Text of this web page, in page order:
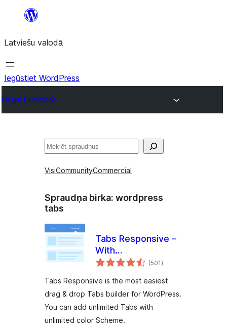
Pāriet
saturu
Latviešu valodā
Iegūstiet WordPress
Plugin Directory
Meklēt
VisiCommunityCommercial
Spraudņa birka: wordpress
tabs
Tabs Responsive –
With
WooCommerce
Extension
(501vērtējumu
kopsumma
)
Tabs Responsive is the most easiest
drag & drop Tabs builder for WordPress.
You can add unlimited Tabs with
unlimited color Scheme.